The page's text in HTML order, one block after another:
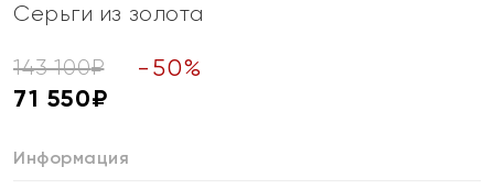
Серьги из золота
143 100₽ - 50%
71 550₽
Информация